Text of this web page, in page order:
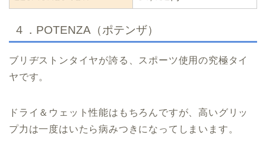
４．POTENZA（ポテンザ）
ブリヂストンタイヤが誇る、スポーツ使用の究極タイ
ヤです。
ドライ＆ウェット性能はもちろんですが、高いグリッ
プ力は一度はいたら病みつきになってしまいます。